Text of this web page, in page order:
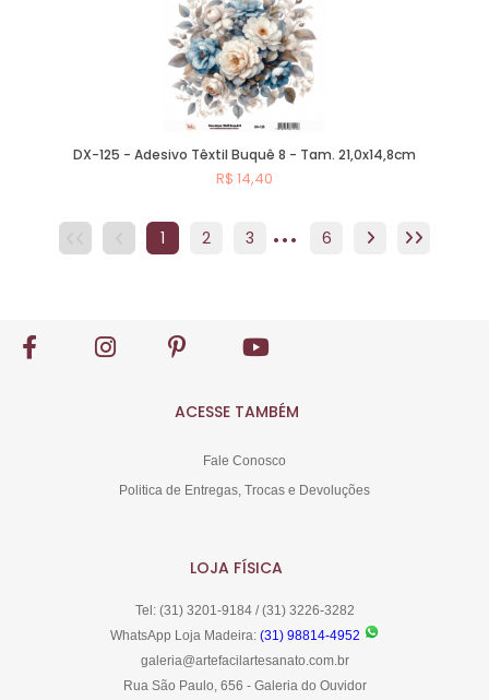
DX-125 - Adesivo Têxtil Buquê 8 - Tam. 21,0x14,8cm
R$ 14,40
Comprar
1 2 3 4
... 6
ACESSE TAMBÉM
Fale Conosco
Politica de Entregas, Trocas e Devoluções
LOJA FÍSICA
Tel: (31) 3201-9184 / (31) 3226-3282
WhatsApp Loja Madeira: (31) 98814-4952
galeria@artefacilartesanato.com.br
Rua São Paulo, 656 - Galeria do Ouvidor